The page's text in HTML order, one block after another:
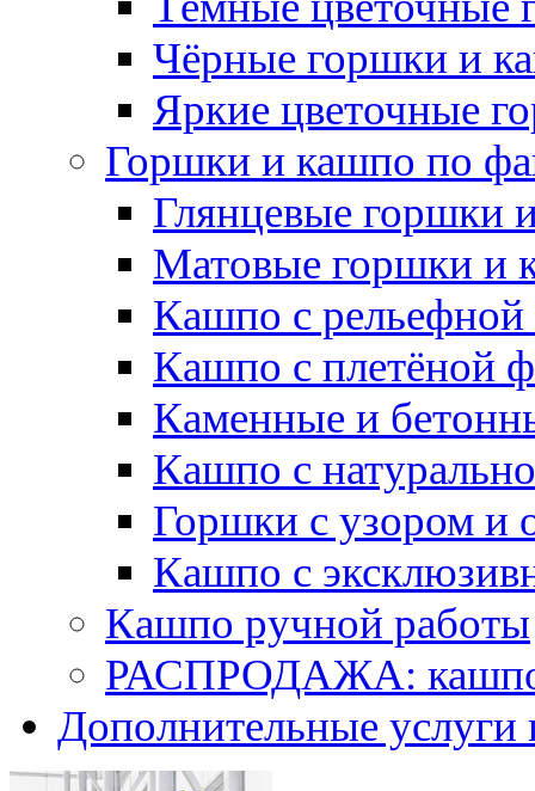
Чёрные горшки и
Яркие цветочные
Горшки и кашпо по
Глянцевые горшки
Матовые горшки и
Кашпо с рельефной
Кашпо с плетёной
Каменные и
Кашпо с
Горшки с узором и
Кашпо с
Кашпо ручной работы
РАСПРОДАЖА: кашпо
Дополнительные услуги